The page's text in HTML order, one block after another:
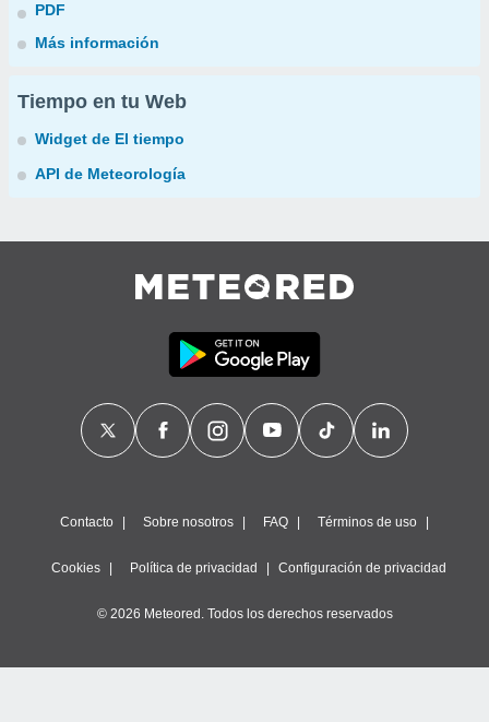
PDF
Más información
Tiempo en tu Web
Widget de El tiempo
API de Meteorología
Contacto Sobre nosotros FAQ Términos de uso
Cookies Política de privacidad Configuración de privacidad
© 2026 Meteored. Todos los derechos reservados